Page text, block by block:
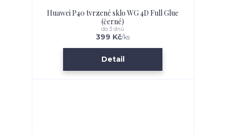
Huawei P40 tvrzené sklo WG 4D Full Glue
(černé)
399 Kč/ks
do 3 dnů
Detail